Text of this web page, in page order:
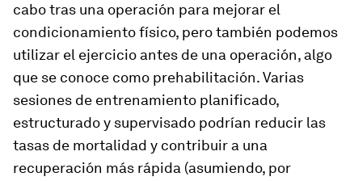
cabo tras una operación para mejorar el
condicionamiento físico, pero también podemos
utilizar el ejercicio antes de una operación, algo
que se conoce como prehabilitación. Varias
sesiones de entrenamiento planificado,
estructurado y supervisado podrían reducir las
tasas de mortalidad y contribuir a una
recuperación más rápida (asumiendo, por